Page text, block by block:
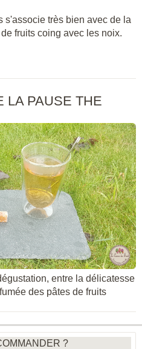
s'associe très bien avec de la
fruits coing avec les noix.
LA PAUSE THE
entre la délicatesse
des pâtes de fruits
?